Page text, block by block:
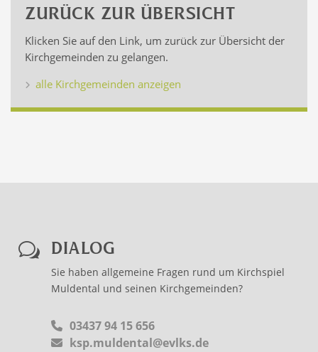
ZURÜCK ZUR ÜBERSICHT
Klicken Sie auf den Link, um zurück zur Übersicht der
Kirchgemeinden zu gelangen.
alle Kirchgemeinden anzeigen
w DIALOG
Sie haben allgemeine Fragen rund um Kirchspiel
Muldental und seinen Kirchgemeinden?
03437 94 15 656
ksp.muldental@evlks.de